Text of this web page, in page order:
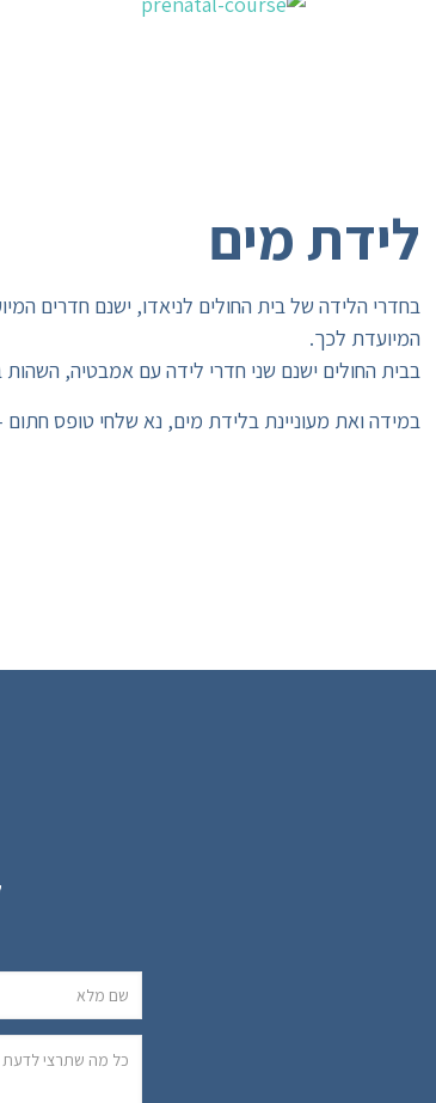
לידת מים
בחדרי הלידה של בית החולים לניאדו, ישנם חדרים
המיועדת לכך.
בבית החולים ישנם שני חדרי לידה עם אמבטיה,
במידה ואת מעוניינת בלידת מים, נא שלחי טופס חתום